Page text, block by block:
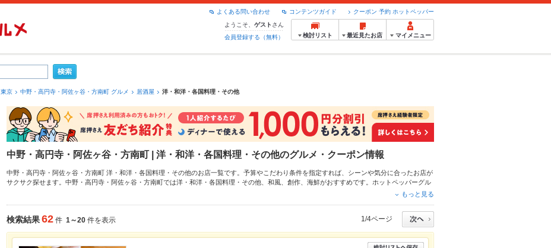
クーポン 予約 ホットペッパー
コンテンツガイド
よくある問い合わせ
ようこそ、 ゲスト さん
会員登録する（無料）
検討リスト 最近見たお店 マイメニュー
東京 中野・高円寺・阿佐ヶ谷・方南町 グルメ 居酒屋 洋・和洋・各国料理・その他
中野・高円寺・阿佐ヶ谷・方南町 | 洋・和洋・各国料理・その他のグルメ・クーポン情報
中野・高円寺・阿佐ヶ谷・方南町 洋・和洋・各国料理・その他のお店一覧です。予算やこだわり条件を指定すれば、シーンや気分に合ったお店が
サクサク探せます。中野・高円寺・阿佐ヶ谷・方南町では洋・和洋・各国料理・その他、 和風 創作 海鮮がおすすめです。ホットペッパーグル
メなら、お得なクーポンはもちろん、こだわりメニューや季節のおすすめ料理など、お店の最新情報をご紹介しているので安心！24時間使える簡
もっと見る
検索結果62 件 1～20 件を表示 1/4ページ